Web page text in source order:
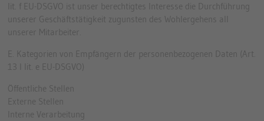
lit. f EU-DSGVO ist unser berechtigtes Interesse die Durchführung
unserer Geschäftstätigkeit zugunsten des Wohlergehens all
unserer Mitarbeiter.
E. Kategorien von Empfängern der personenbezogenen Daten (Art.
13 I lit. e EU-DSGVO)
Öffentliche Stellen
Externe Stellen
Interne Verarbeitung